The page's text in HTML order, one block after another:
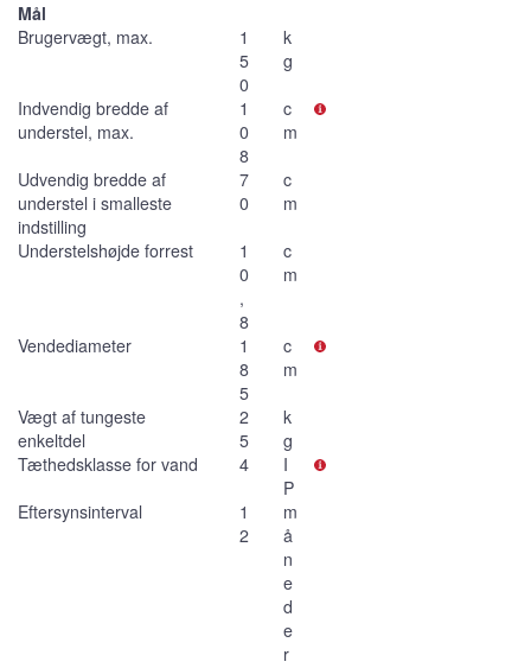
Mål
Brugervægt, max.
1
5
0
k
g
Indvendig bredde af
understel, max.
1
0
8
c
m
Udvendig bredde af
understel i smalleste
indstilling
7
0
c
m
Understelshøjde forrest
1
0
,
8
c
m
Vendediameter
1
8
5
c
m
Vægt af tungeste
enkeltdel
2
5
k
g
Tæthedsklasse for vand
4
I
P
Eftersynsinterval
1
2
m
å
n
e
d
e
r